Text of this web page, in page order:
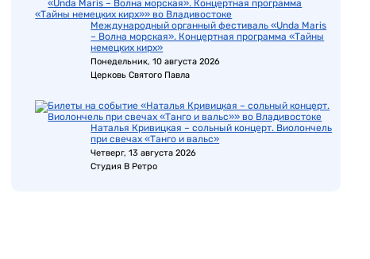
Международный органный фестиваль «Unda Maris
– Волна морская». Концертная программа «Тайны
немецких кирх»
Понедельник, 10 августа 2026
Церковь Святого Павла
Наталья Кривицкая – сольный концерт. Виолончель
при свечах «Танго и вальс»
Четверг, 13 августа 2026
Студия В Ретро